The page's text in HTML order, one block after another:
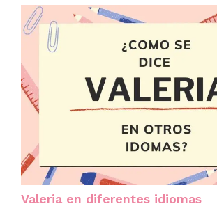
Valeria en diferentes idiomas